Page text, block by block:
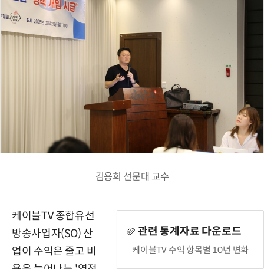
김용희 선문대 교수
관련 통계자료 다운로드
케이블TV 수익 항목별 10년 변화
케이블TV 종합유선
방송사업자(SO) 산
업이 수익은 줄고 비